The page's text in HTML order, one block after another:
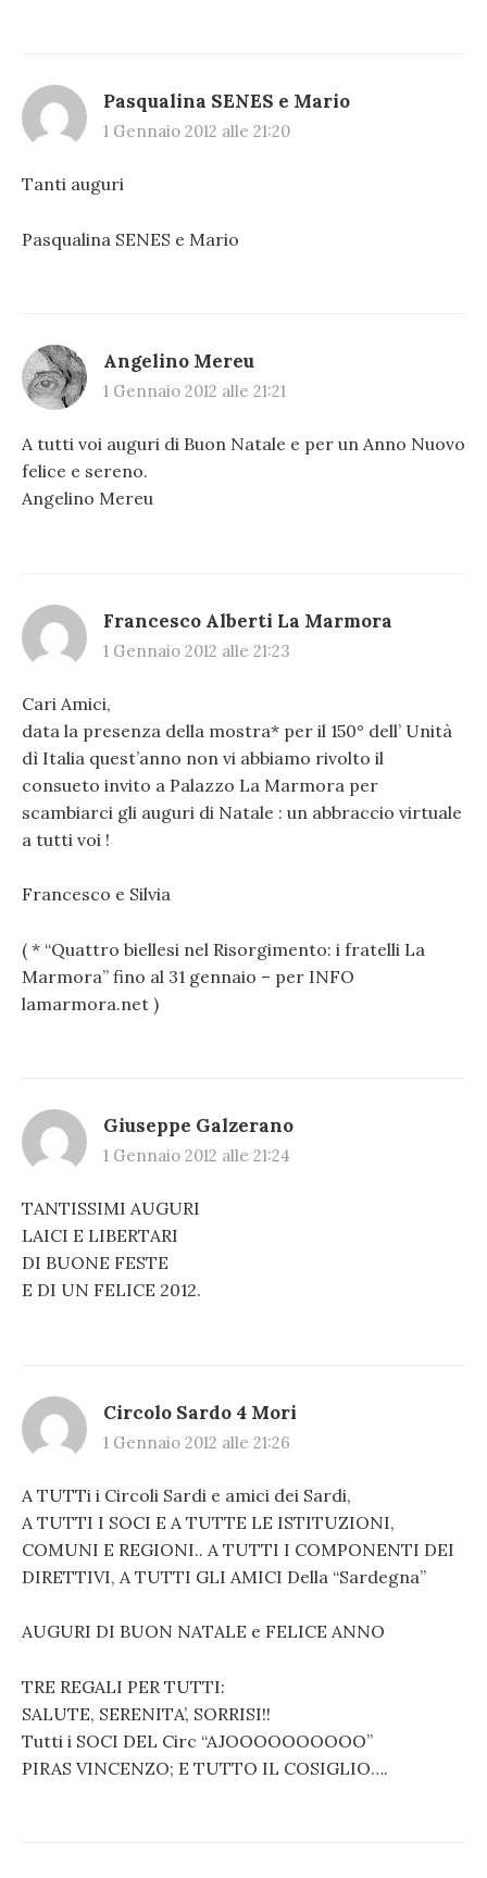
Pasqualina SENES e Mario
1 Gennaio 2012 alle 21:20
Tanti auguri
Pasqualina SENES e Mario
Angelino Mereu
1 Gennaio 2012 alle 21:21
A tutti voi auguri di Buon Natale e per un Anno Nuovo
felice e sereno.
Angelino Mereu
Francesco Alberti La Marmora
1 Gennaio 2012 alle 21:23
Cari Amici,
data la presenza della mostra* per il 150° dell’ Unità
dì Italia quest’anno non vi abbiamo rivolto il
consueto invito a Palazzo La Marmora per
scambiarci gli auguri di Natale : un abbraccio virtuale
a tutti voi !
Francesco e Silvia
( * “Quattro biellesi nel Risorgimento: i fratelli La
Marmora” fino al 31 gennaio – per INFO
lamarmora.net )
Giuseppe Galzerano
1 Gennaio 2012 alle 21:24
TANTISSIMI AUGURI
LAICI E LIBERTARI
DI BUONE FESTE
E DI UN FELICE 2012.
Circolo Sardo 4 Mori
1 Gennaio 2012 alle 21:26
A TUTTi i Circoli Sardi e amici dei Sardi,
A TUTTI I SOCI E A TUTTE LE ISTITUZIONI,
COMUNI E REGIONI.. A TUTTI I COMPONENTI DEI
DIRETTIVI, A TUTTI GLI AMICI Della “Sardegna”
AUGURI DI BUON NATALE e FELICE ANNO
TRE REGALI PER TUTTI:
SALUTE, SERENITA’, SORRISI!!
Tutti i SOCI DEL Circ “AJOOOOOOOOOO”
PIRAS VINCENZO; E TUTTO IL COSIGLIO….